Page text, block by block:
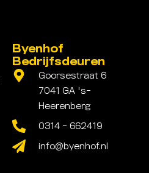
Byenhof
Bedrijfsdeuren
Goorsestraat 6
7041 GA 's-
Heerenberg
0314 - 662419
info@byenhof.nl